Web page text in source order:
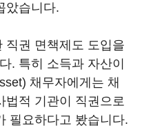
았습니다.
직권 면책제도 도입을
. 특히 소득과 자산이
채무자에게는 채
법적 기관이 직권으로
필요하다고 봤습니다.